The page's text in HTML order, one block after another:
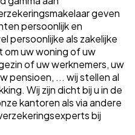
geven
persoonlijk en
persoonlijke als zakelijke
om uw woning of uw
of uw werknemers, uw
pensioen, ... wij stellen al
Wij zijn dicht bij u in de
kantoren als via andere
bij